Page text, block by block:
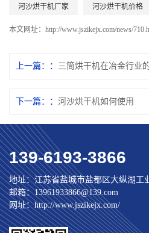
河沙烘干机厂家 河沙烘干机价格
本文网址： http://www.jszikejx.com/news/
上一篇：
下一篇： 河沙烘干机如何使用
139-6193-3866
地址：江苏省盐城市盐都区大纵湖工
邮箱：13961933866@139.com
网址：http://www.jszikejx.com/